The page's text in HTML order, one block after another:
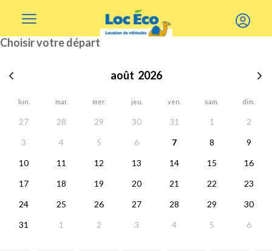
Choisir votre départ
août 2026
lun. mar. mer. jeu. ven. sam. dim.
27 28 29 30 31 1
2
3
4 5 6 7 8
9
10
11 12 13 14 15
16
17
18 19 20 21 22
23
24
25 26 27 28 29
30
31
1 2 3 4 5 6